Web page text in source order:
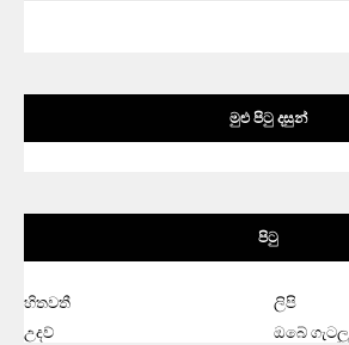
මුළු පිටු දසුන්
පිටු
හිතවතී
ලිපි
උදව්
ඔබේ ගැටලු